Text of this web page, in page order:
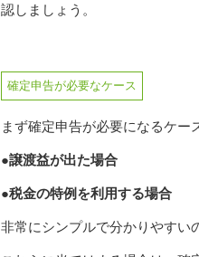
認しましょう。
確定申告が必要なケース
まず確定申告が必要になるケー
●譲渡益が出た場合
●税金の特例を利用する場合
非常にシンプルで分かりやすい